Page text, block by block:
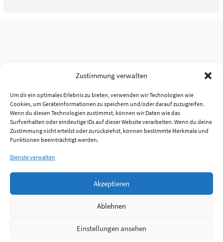
Zustimmung verwalten
Um dir ein optimales Erlebnis zu bieten, verwenden wir Technologien wie
Cookies, um Geräteinformationen zu speichern und/oder darauf zuzugreifen.
Wenn du diesen Technologien zustimmst, können wir Daten wie das
Surfverhalten oder eindeutige IDs auf dieser Website verarbeiten. Wenn du deine
Zustimmung nicht erteilst oder zurückziehst, können bestimmte Merkmale und
Funktionen beeinträchtigt werden.
Dienste verwalten
Akzeptieren
Ablehnen
Einstellungen ansehen
Anmelden